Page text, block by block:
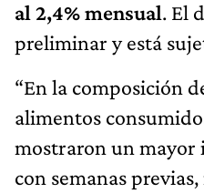
al 2,4% mensual. El
preliminar y está
“En la composición
alimentos
mostraron un mayor
con semanas